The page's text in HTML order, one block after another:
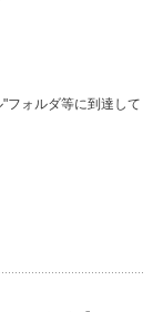
フォルダ等に到達して